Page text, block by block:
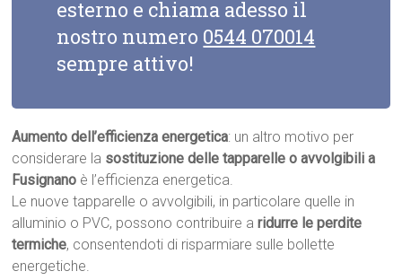
esterno e chiama adesso il
nostro numero 0544 070014
sempre attivo!
Aumento dell’efficienza energetica: un altro motivo per
considerare la sostituzione delle tapparelle o avvolgibili a
Fusignano è l’efficienza energetica.
Le nuove tapparelle o avvolgibili, in particolare quelle in
alluminio o PVC, possono contribuire aridurre le perdite
termiche, consentendoti di risparmiare sulle bollette
energetiche.